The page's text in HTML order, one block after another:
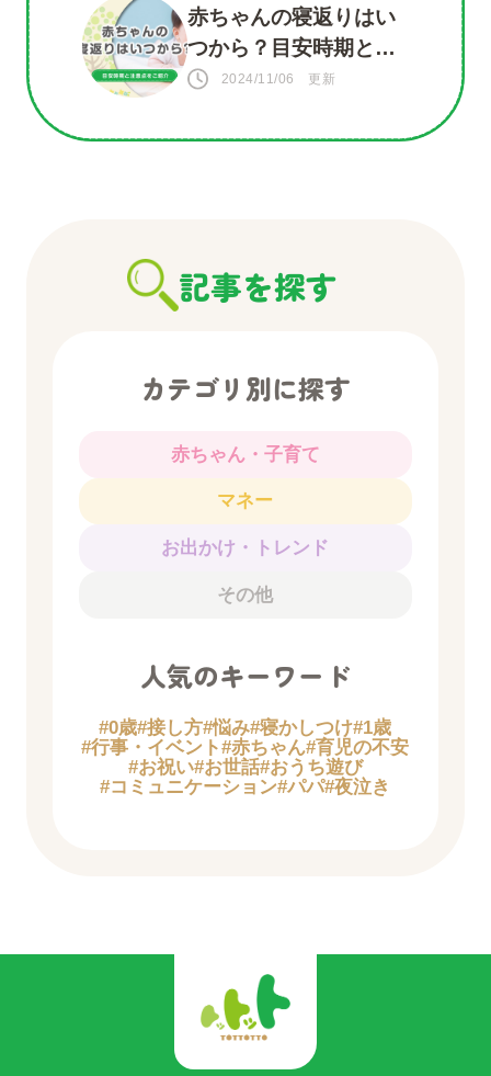
赤ちゃんの寝返りはい
つから？目安時期と注
意点をご紹介
2024/11/06 更新
記事を探す
カテゴリ別に探す
赤ちゃん・子育て
マネー
お出かけ・トレンド
その他
人気のキーワード
#0歳#接し方#悩み#寝かしつけ#1歳
#行事・イベント#赤ちゃん#育児の不安
#お祝い#お世話#おうち遊び
#コミュニケーション#パパ#夜泣き